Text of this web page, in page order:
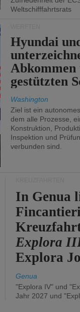
Weltschifffahrtsrats
Hyundai
gestützten
Washington
Ziel ist ein
dem alle Prozesse,
Konstruktion,
Inspektion und
verbunden sind.
In Genua
Explora
Explora
Genua
"Explora IV" und
Jahr 2027 und